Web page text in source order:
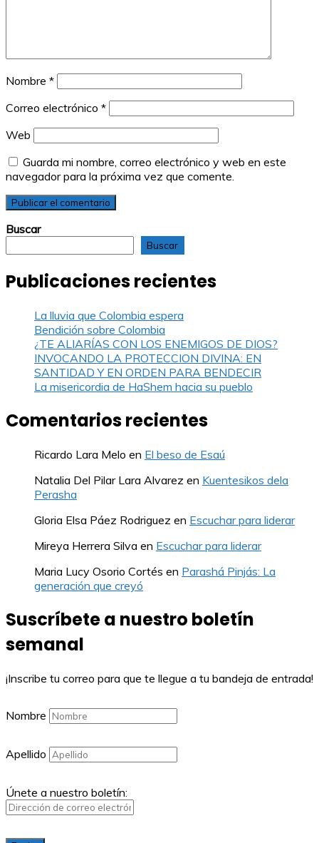
Nombre *
Correo electrónico *
Web
Guarda mi nombre, correo electrónico y web en este
navegador para la próxima vez que comente.
Buscar
Buscar
Publicaciones recientes
La lluvia que Colombia espera
Bendición sobre Colombia
¿TE ALIARÍAS CON LOS ENEMIGOS DE DIOS?
INVOCANDO LA PROTECCION DIVINA: EN
SANTIDAD Y EN ORDEN PARA BENDECIR
La misericordia de HaShem hacia su pueblo
Comentarios recientes
Ricardo Lara Melo en El beso de Esaú
Natalia Del Pilar Lara Alvarez en Kuentesikos dela
Perasha
Gloria Elsa Páez Rodriguez en Escuchar para liderar
Mireya Herrera Silva en Escuchar para liderar
Maria Lucy Osorio Cortés en Parashá Pinjás: La
generación que creyó
Suscríbete a nuestro boletín
semanal
¡Inscribe tu correo para que te llegue a tu bandeja de entrada!
Nombre
Apellido
Únete a nuestro boletín: